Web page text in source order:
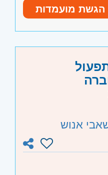
ביטחוניים –
תקווה, רמת גן
שמואל, חולון
השרון, ראש
הגשת מועמדות
אנוש